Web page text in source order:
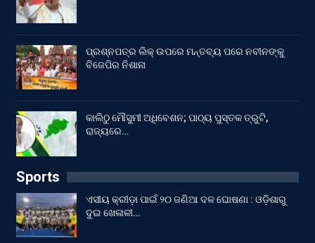
ପ୍ରଶ୍ନପତ୍ର ଲିକ୍ ଉପରେ ମନ୍ତବ୍ୟ ପରେ ନବୀନଙ୍କୁ
ବିଜେପିର ନିଶାନା
କାଲିଠୁ ମୌସୁମୀ ଅଧିବେଶନ; ପାଠ୍ୟ ପୁସ୍ତକ ତ୍ରୁଟି,
ରାଜ୍ୟରେ…
Sports
ଏସୀୟ କ୍ରୀଡ଼ା ପାଇଁ ୨୦ ଜଣିଆ ଦଳ ଘୋଷଣା : ଓଡ଼ିଶାରୁ
ଦୁଇ ଖେଳାଳୀ…